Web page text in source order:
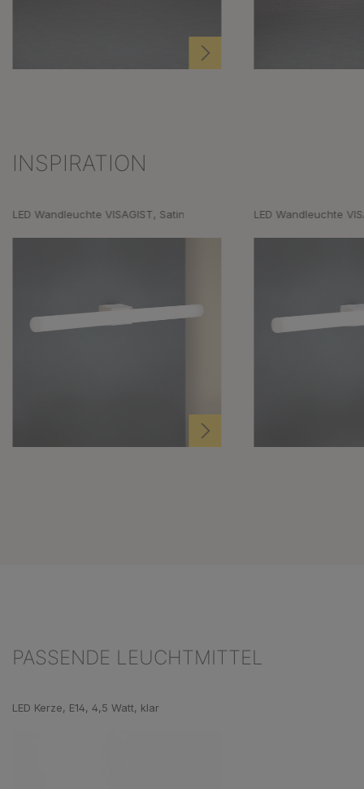
Produktgalerie überspringen
INSPIRATION
LED Wandleuchte VISAGIST, Satin LED Wandleuchte
PASSENDE LEUCHTMITTEL
LED Kerze, E14, 4,5 Watt, klar